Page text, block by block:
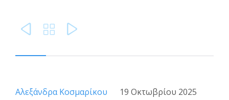
  
Αλεξάνδρα Κοσμαρίκου
19 Οκτωβρίου 2025